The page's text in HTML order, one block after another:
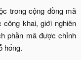
trong cộng đồng mã
khai, giới nghiên
phần mã được chỉnh
hổng.